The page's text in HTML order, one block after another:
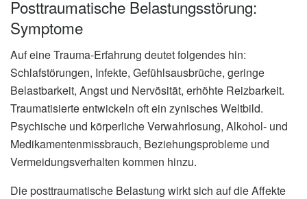
Posttraumatische Belastungsstörung:
Symptome
Auf eine Trauma-Erfahrung deutet folgendes hin:
Schlafstörungen, Infekte, Gefühlsausbrüche, geringe
Belastbarkeit, Angst und Nervösität, erhöhte Reizbarkeit.
Traumatisierte entwickeln oft ein zynisches Weltbild.
Psychische und körperliche Verwahrlosung, Alkohol- und
Medikamentenmissbrauch, Beziehungsprobleme und
Vermeidungsverhalten kommen hinzu.
Die posttraumatische Belastung wirkt sich auf die Affekte